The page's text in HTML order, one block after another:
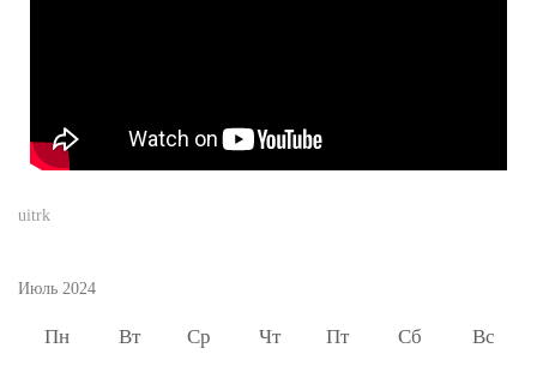
uitrk
Июль 2024
Пн Вт Ср Чт Пт Сб Вс